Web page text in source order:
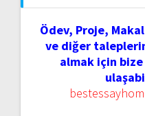
Ödev, Proje,
ve diğer
almak için